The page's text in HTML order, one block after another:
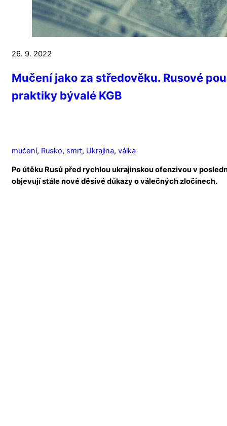
26. 9. 2022
Mučení jako za středověku. Rusové
praktiky bývalé KGB
mučení, Rusko, smrt, Ukrajina, válka
Po útěku Rusů před rychlou ukrajinskou ofenzivou v
objevují stále nové děsivé důkazy o válečných zločinech.